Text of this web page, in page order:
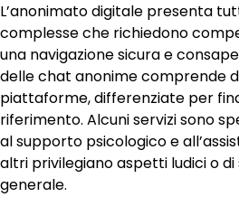
L’anonimato digitale presenta
complesse che richiedono
una navigazione sicura e
delle chat anonime comprende
piattaforme, differenziate per
riferimento. Alcuni servizi sono
al supporto psicologico e
altri privilegiano aspetti ludici o di
generale.